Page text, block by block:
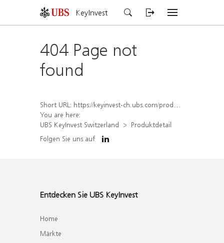
KeyInvest
404 Page not
found
Short URL: https://keyinvest-ch.ubs.com/produkt/detail/index/isin/CH1562157623
You are here:
UBS KeyInvest Switzerland
Produktdetail
Folgen Sie uns auf
Entdecken Sie UBS KeyInvest
Home
Märkte